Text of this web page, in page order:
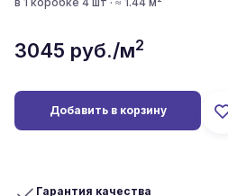
3045 руб./м2
Добавить в корзину
Гарантия качества